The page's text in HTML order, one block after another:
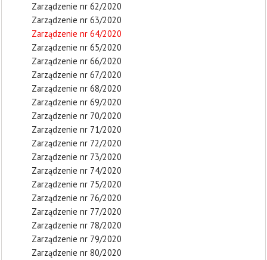
Zarządzenie nr 62/2020
Zarządzenie nr 63/2020
Zarządzenie nr 64/2020
Zarządzenie nr 65/2020
Zarządzenie nr 66/2020
Zarządzenie nr 67/2020
Zarządzenie nr 68/2020
Zarządzenie nr 69/2020
Zarządzenie nr 70/2020
Zarządzenie nr 71/2020
Zarządzenie nr 72/2020
Zarządzenie nr 73/2020
Zarządzenie nr 74/2020
Zarządzenie nr 75/2020
Zarządzenie nr 76/2020
Zarządzenie nr 77/2020
Zarządzenie nr 78/2020
Zarządzenie nr 79/2020
Zarządzenie nr 80/2020